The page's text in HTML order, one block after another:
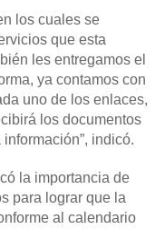
los cuales se
que esta
les entregamos el
ya contamos con
uno de los enlaces,
los documentos
indicó.
la importancia de
para lograr que la
al calendario